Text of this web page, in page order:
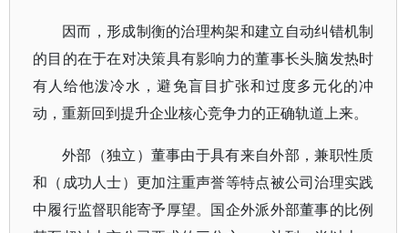
因而，形成制衡的治理构架和建立自动纠错机制
的目的在于在对决策具有影响力的董事长头脑发热时
有人给他泼冷水，避免盲目扩张和过度多元化的冲
动，重新回到提升企业核心竞争力的正确轨道上来。
外部（独立）董事由于具有来自外部，兼职性质
和（成功人士）更加注重声誉等特点被公司治理实践
中履行监督职能寄予厚望。国企外派外部董事的比例